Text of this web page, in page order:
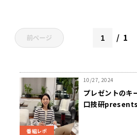
前ページ 1
番組レポ
10/27, 2024
プレゼントのキ
口技研